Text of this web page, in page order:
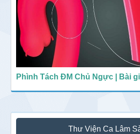
Phình Tách ĐM Chủ Ngực | Bài
Thư Viện Ca Lâm